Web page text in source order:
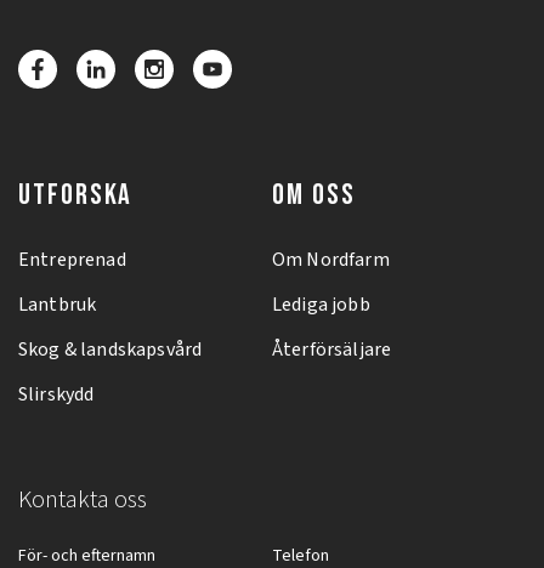
UTFORSKA
Entreprenad
Lantbruk
Skog & landskapsvård
Slirskydd
OM OSS
Om Nordfarm
Lediga jobb
Återförsäljare
Kontakta oss